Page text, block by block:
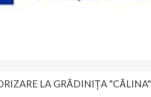
LA GRĂDINIȚA "CĂLINA"